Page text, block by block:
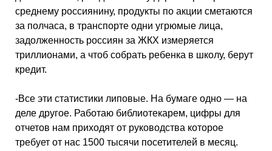
среднему россиянину, продукты по акции сметаются
за полчаса, в транспорте одни угрюмые лица,
задолженность россиян за ЖКХ измеряется
триллионами, а чтоб собрать ребенка в школу, берут
кредит.
-Все эти статистики липовые. На бумаге одно — на
деле другое. Работаю библиотекарем, цифры для
отчетов нам приходят от руководства которое
требует от нас 1500 тысячи посетителей в месяц.